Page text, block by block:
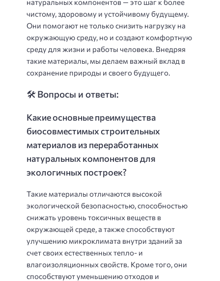
натуральных компонентов — это шаг к более
чистому, здоровому и устойчивому будущему.
Они помогают не только снизить нагрузку на
окружающую среду, но и создают комфортную
среду для жизни и работы человека. Внедряя
такие материалы, мы делаем важный вклад в
сохранение природы и своего будущего.
🛠️ Вопросы и ответы:
Какие основные преимущества
биосовместимых строительных
материалов из переработанных
натуральных компонентов для
экологичных построек?
Такие материалы отличаются высокой
экологической безопасностью, способностью
снижать уровень токсичных веществ в
окружающей среде, а также способствуют
улучшению микроклимата внутри зданий за
счет своих естественных тепло- и
влагоизоляционных свойств. Кроме того, они
способствуют уменьшению отходов и